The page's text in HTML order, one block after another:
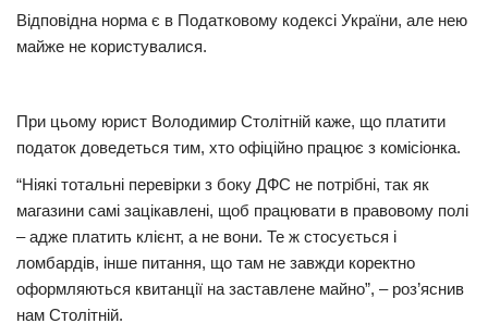
Історії
Здоров’я
Кримінал
Трагедії
Курйози
Суспільство
Відповідна норма є в Податковому кодексі України, але нею
майже не користувалися.
При цьому юрист Володимир Столітній каже, що платити
податок доведеться тим, хто офіційно працює з комісіонка.
“Ніякі тотальні перевірки з боку ДФС не потрібні, так як
магазини самі зацікавлені, щоб працювати в правовому полі
– адже платить клієнт, а не вони. Те ж стосується і
ломбардів, інше питання, що там не завжди коректно
оформляються квитанції на заставлене майно”, – роз’яснив
нам Столітній.